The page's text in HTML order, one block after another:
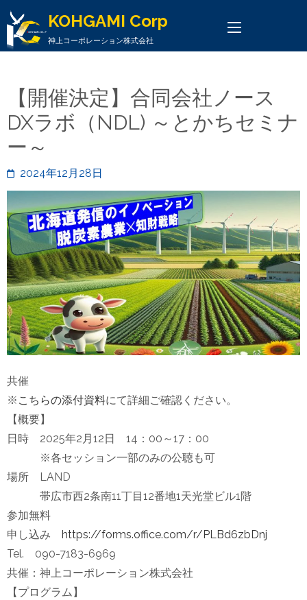
KOHGAMI Corp
神上コーポレーション株式会社
【開催決定】合同会社ノース
DXラボ（NDL) ～とかちセミナ
ー～
2024年12月28日
共催
※ こちらの添付資料にて詳細ご確認ください。
【概要】
日時 2025年2月12日 14：00～17：00
※各セッション一部のみの公聴も可
場所 LAND
帯広市西2条南11丁目12番地1天光堂ビル1階
参加無料
申し込み https://forms.office.com/r/PLBd6zbDnj
Tel. 090-7183-6969
共催：神上コーポレーション株式会社
【プログラム】